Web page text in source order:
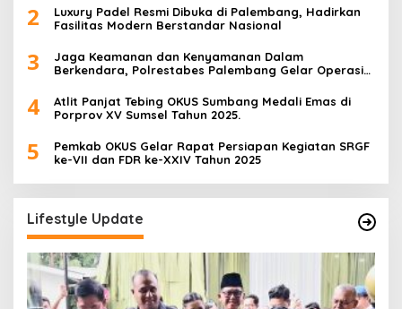
2
Luxury Padel Resmi Dibuka di Palembang, Hadirkan
Fasilitas Modern Berstandar Nasional
3
Jaga Keamanan dan Kenyamanan Dalam
Berkendara, Polrestabes Palembang Gelar Operasi
4
Atlit Panjat Tebing OKUS Sumbang Medali Emas di
Porprov XV Sumsel Tahun 2025.
5
Pemkab OKUS Gelar Rapat Persiapan Kegiatan SRGF
ke-VII dan FDR ke-XXIV Tahun 2025
Lifestyle Update